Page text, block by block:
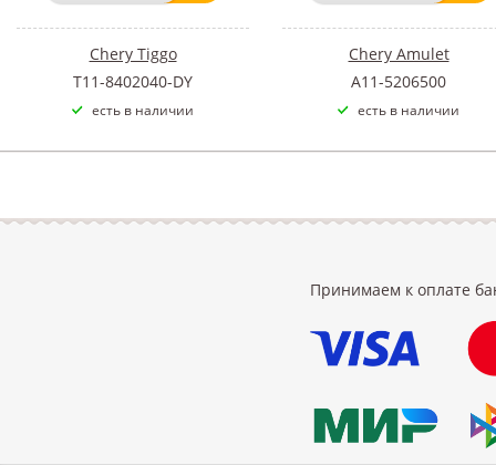
Chery Tiggo
T11-8402040-DY
есть в наличии
Chery Amulet
A11-5206500
есть в наличии
Принимаем к оплате